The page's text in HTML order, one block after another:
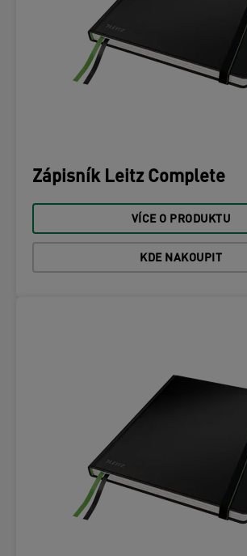
Zápisník Leitz Complete
VÍCE O PRODUKTU
KDE NAKOUPIT